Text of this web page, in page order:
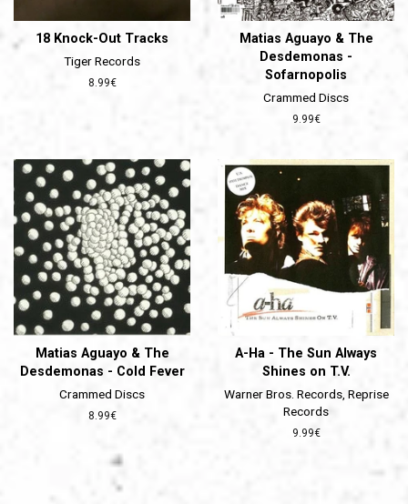
18 Knock-Out Tracks
Tiger Records
Prix
8.99€
Matias Aguayo & The
Desdemonas -
Sofarnopolis
Crammed Discs
Prix
9.99€
Matias Aguayo & The
Desdemonas - Cold Fever
Crammed Discs
Prix
8.99€
A-Ha - The Sun Always
Shines on T.V.
Warner Bros. Records, Reprise
Records
Prix
9.99€